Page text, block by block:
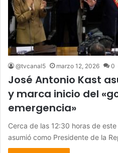
@tvcanal5 marzo 12, 2026 0
José Antonio Kast
y marca inicio del
emergencia»
Cerca de las 12:30 horas de
asumió como Presidente de la